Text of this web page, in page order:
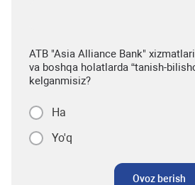
ATB "Asia Alliance Bank"
va boshqa holatlarda “tanish-
kelganmisiz?
Ha
Yo'q
Ovoz berish